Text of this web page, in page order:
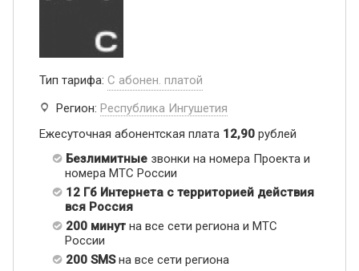
Тип тарифа: С абонен. платой
Регион: Республика Ингушетия
Ежесуточная абонентская плата 12,90 рублей
Безлимитные звонки на номера Проекта и
номера МТС России
12 Гб Интернета с территорией действия
вся Россия
200 минут на все сети региона и МТС
России
200 SMSна все сети региона